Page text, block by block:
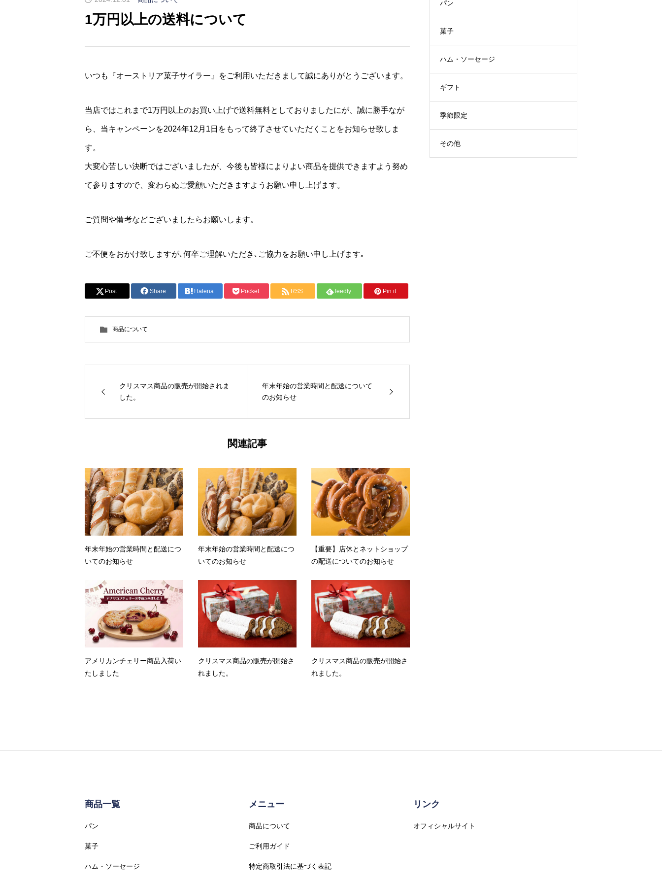
1万円以上の送料について
いつも『オーストリア菓子サイラー』をご利用いただきまして誠にありがとうございます。
当店ではこれまで1万円以上のお買い上げで送料無料としておりましたにが、誠に勝手なが
ら、当キャンペーンを2024年12月1日をもって終了させていただくことをお知らせ致しま
す。
大変心苦しい決断ではございましたが、今後も皆様によりよい商品を提供できますよう努め
て参りますので、変わらぬご愛顧いただきますようお願い申し上げます。
ご質問や備考などございましたらお願いします。
ご不便をおかけ致しますが､何卒ご理解いただき､ご協力をお願い申し上げます｡
Post Share Hatena Pocket RSS feedly Pin it
商品について
クリスマス商品の販売が開始されま
した。
年末年始の営業時間と配送について
のお知らせ
関連記事
年末年始の営業時間と配送につ
いてのお知らせ
年末年始の営業時間と配送につ
いてのお知らせ
【重要】店休とネットショップ
の配送についてのお知らせ
アメリカンチェリー商品入荷い
たしました
クリスマス商品の販売が開始さ
れました。
クリスマス商品の販売が開始さ
れました。
パン
菓子
ハム・ソーセージ
ギフト
季節限定
その他
商品一覧
パン
菓子
ハム・ソーセージ
メニュー
商品について
ご利用ガイド
特定商取引法に基づく表記
リンク
オフィシャルサイト